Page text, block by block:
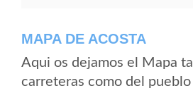
MAPA DE ACOSTA
Aqui os dejamos el Mapa
carreteras como del pueblo